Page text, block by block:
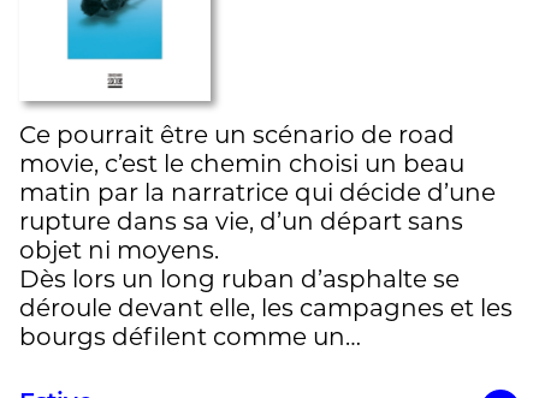
Ce pourrait être un scénario de road
movie, c’est le chemin choisi un beau
matin par la narratrice qui décide d’une
rupture dans sa vie, d’un départ sans
objet ni moyens.
Dès lors un long ruban d’asphalte se
déroule devant elle, les campagnes et les
bourgs défilent comme un…